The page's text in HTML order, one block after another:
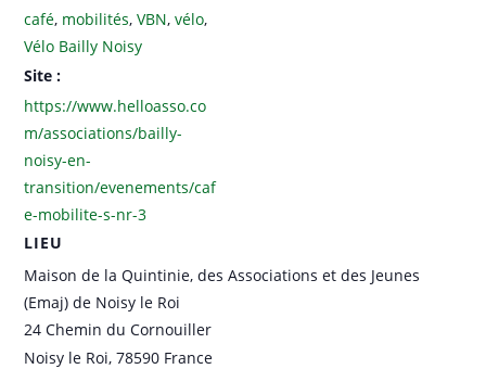
café, mobilités,VBN,vélo,
Vélo Bailly Noisy
Site :
https://www.helloasso.co
m/associations/bailly-
noisy-en-
transition/evenements/caf
e-mobilite-s-nr-3
LIEU
Maison de la Quintinie, des Associations et des Jeunes
(Emaj) de Noisy le Roi
24 Chemin du Cornouiller
Noisy le Roi, 78590 France